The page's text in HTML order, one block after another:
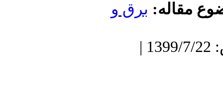
مقاله:برق و
دریافت: 1398/8/19 | پذیرش: 1399/7/22 |